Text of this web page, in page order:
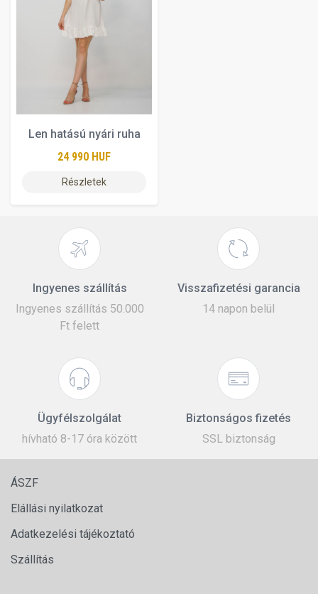
Len hatású nyári ruha
24 990 HUF
Részletek
Ingyenes szállítás
Ingyenes szállítás 50.000
Ft felett
Visszafizetési garancia
14 napon belül
Ügyfélszolgálat
hívható 8-17 óra között
Biztonságos fizetés
SSL biztonság
ÁSZF
Elállási nyilatkozat
Adatkezelési tájékoztató
Szállítás